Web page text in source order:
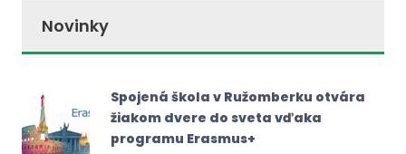
Novinky
Spojená škola v Ružomberku otvára
žiakom dvere do sveta vďaka
programu Erasmus+